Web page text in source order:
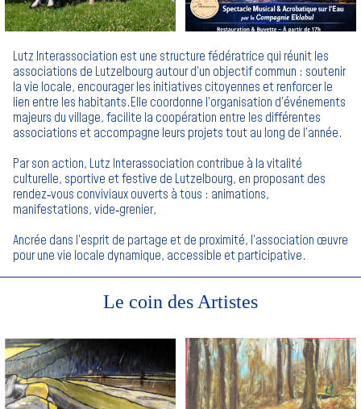
Lutz Interassociation est une structure fédératrice qui réunit les
associations de Lutzelbourg autour d’un objectif commun : soutenir
la vie locale, encourager les initiatives citoyennes et renforcer le
lien entre les habitants.Elle coordonne l’organisation d’événements
majeurs du village, facilite la coopération entre les différentes
associations et accompagne leurs projets tout au long de l’année.
Par son action, Lutz Interassociation contribue à la vitalité
culturelle, sportive et festive de Lutzelbourg, en proposant des
rendez‑vous conviviaux ouverts à tous : animations,
manifestations, vide‑grenier,
Ancrée dans l’esprit de partage et de proximité, l’association œuvre
pour une vie locale dynamique, accessible et participative.
Le coin des Artistes